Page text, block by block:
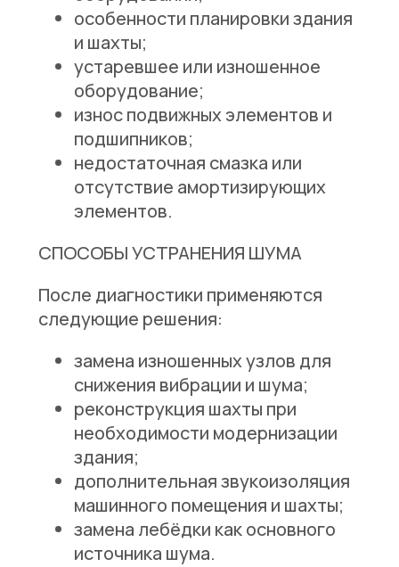
особенности планировки здания
и шахты;
устаревшее или изношенное
оборудование;
износ подвижных элементов и
подшипников;
недостаточная смазка или
отсутствие амортизирующих
элементов.
СПОСОБЫ УСТРАНЕНИЯ ШУМА
После диагностики применяются
следующие решения:
замена изношенных узлов для
снижения вибрации и шума;
реконструкция шахты при
необходимости модернизации
здания;
дополнительная звукоизоляция
машинного помещения и шахты;
замена лебёдки как основного
источника шума.